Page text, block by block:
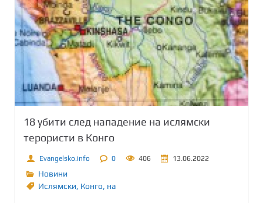
18 убити след нападение на ислямски
терористи в Конго
Evangelsko.info 0 406 13.06.2022
Новини
Ислямски, Конго, на